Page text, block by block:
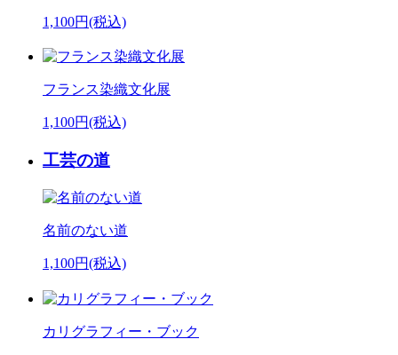
1,100円(税込)
フランス染織文化展
1,100円(税込)
工芸の道
名前のない道
1,100円(税込)
カリグラフィー・ブック